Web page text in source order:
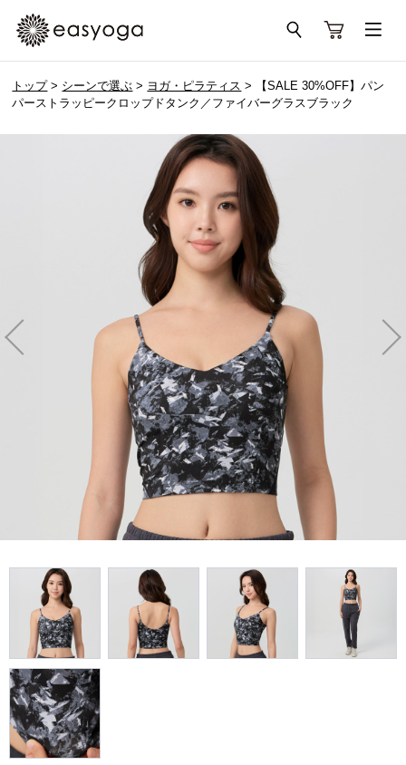
トップ> シーンで選ぶ > ヨガ・ピラティス > 【SALE 30%OFF】パン
パーストラッピークロップドタンク／ファイバーグラスブラック